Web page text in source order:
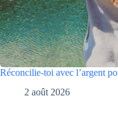
Réconcilie-toi avec l’argent
2 août 2026